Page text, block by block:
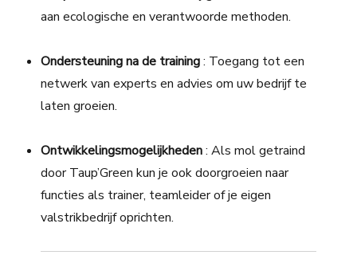
aan ecologische en verantwoorde methoden.
Ondersteuning na de training: Toegang tot een
netwerk van experts en advies om uw bedrijf te
laten groeien.
Ontwikkelingsmogelijkheden: Als mol getraind
door Taup’Green kun je ook doorgroeien naar
functies als trainer, teamleider of je eigen
valstrikbedrijf oprichten.